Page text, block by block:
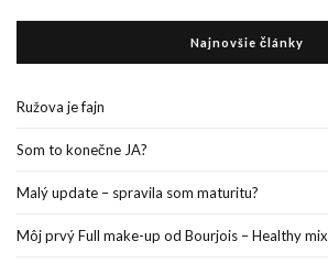
Najnovšie články
Ružova je fajn
Som to konečne JA?
Malý update – spravila som maturitu?
Môj prvý Full make-up od Bourjois – Healthy mix